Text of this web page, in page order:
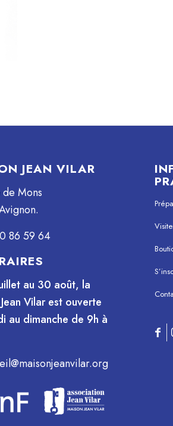
JEAN VILAR
de Mons
86 59 64
au 30 août, la
Vilar est ouverte
au dimanche de 9h à